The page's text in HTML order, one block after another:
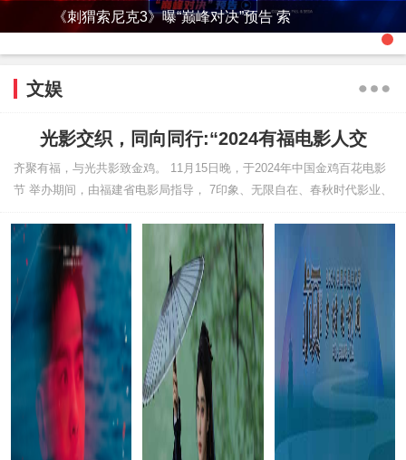
《刺猬索尼克3》曝“巅峰对决”预告 索
文娱
光影交织，同向同行:“2024有福电影人交
齐聚有福，与光共影致金鸡。 11月15日晚，于2024年中国金鸡百花电影
节 举办期间，由福建省电影局指导， 7印象、无限自在、春秋时代影业、